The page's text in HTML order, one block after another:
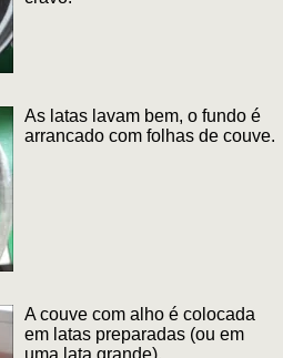
As latas lavam bem, o fundo é
arrancado com folhas de couve.
A couve com alho é colocada
em latas preparadas (ou em